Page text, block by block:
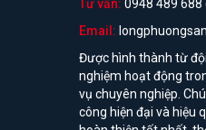
Tư vấn: 0948 489 688
Email:
Được hình thành từ
nghiệm hoạt động
vụ chuyên nghiệp.
công hiện đại và hiệu